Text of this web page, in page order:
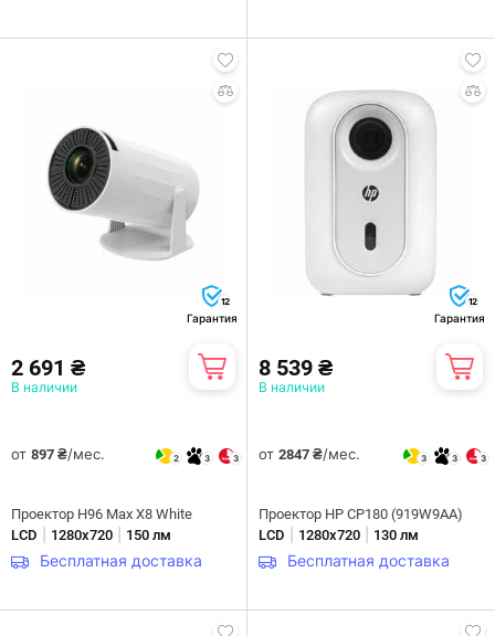
12
Гарантия
2 691 ₴
В наличии
от 897 ₴/мес. 2 3 3
Проектор H96 Max X8 White
LCD
1280х720 150 лм
Бесплатная доставка
12
Гарантия
8 539 ₴
В наличии
от 2847 ₴/мес. 3 3 3
Проектор HP CP180 (919W9AA)
LCD
1280х720 130 лм
Бесплатная доставка